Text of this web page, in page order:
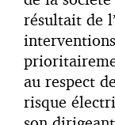
résultait de
au respect
risque